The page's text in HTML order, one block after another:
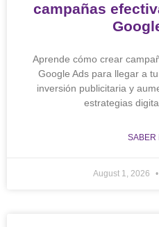
campañas
Aprende cómo crear
Google Ads para llegar a
inversión publicitaria y
estrategias
SABER
August 1, 2026